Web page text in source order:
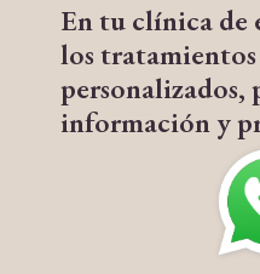
En tu clínica de
los tratamientos
personalizados,
información y